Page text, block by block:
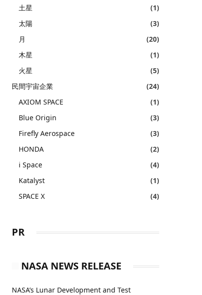
土星
(1)
太陽
(3)
月
(20)
木星
(1)
火星
(5)
民間宇宙企業
(24)
AXIOM SPACE
(1)
Blue Origin
(3)
Firefly Aerospace
(3)
HONDA
(2)
i Space
(4)
Katalyst
(1)
SPACE X
(4)
PR
NASA NEWS RELEASE
NASA’s Lunar Development and Test